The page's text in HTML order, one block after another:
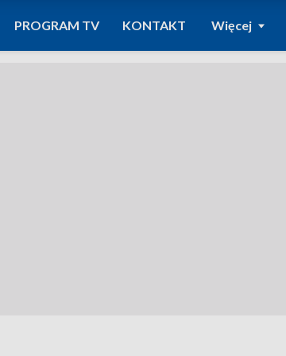
PROGRAM TV KONTAKT Więcej